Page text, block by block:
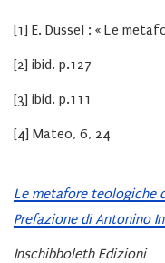
[1] E. Dussel : « Le
[2] ibid. p.127
[3] ibid. p.111
[4] Mateo, 6, 24
Le metafore teologiche
Prefazione di Antonino
Inschibboleth Edizioni